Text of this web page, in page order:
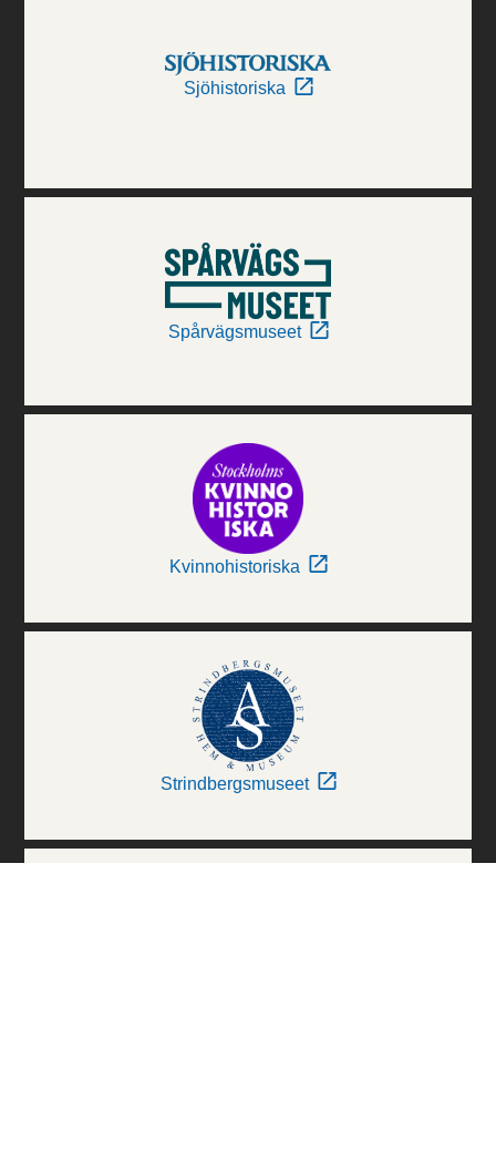
Sjöhistoriska
Spårvägsmuseet
Kvinnohistoriska
Strindbergsmuseet